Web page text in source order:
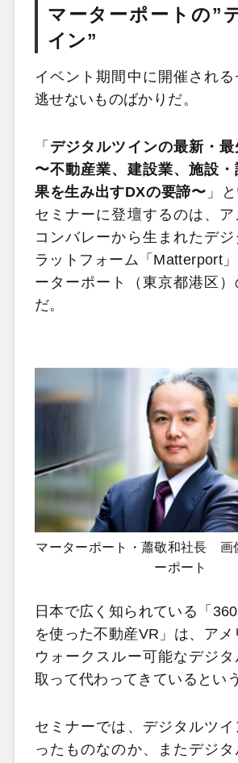
マーターポートの”
イン”
イベント期間中に開催され
逃せないものばかりだ。
「 デジタルツインの最新・最
〜不動産業、建設業、施設
果を生み出すDXの要諦〜 」
セミナーに登壇するのは、ア
コンバレーから生まれたデ
ラットフォーム「Matterport
ーターポート（東京都港区
だ。
マーターポート・蕭敬和社長 画
ーポート
日本で広く知られている「
を使った不動産VR」は、ア
ウォークスルー可能なデジ
取って代わってきているという
セミナーでは、デジタルツ
ったものなのか、またデジ